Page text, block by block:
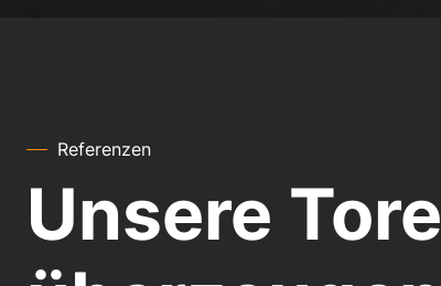
Referenzen
Unsere Tore